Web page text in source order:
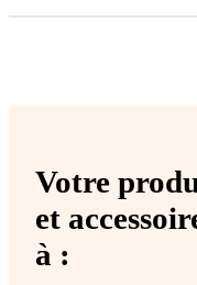
Votre
et
à :